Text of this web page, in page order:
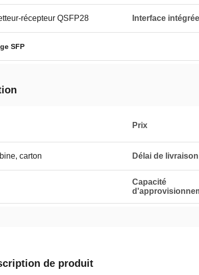
récepteur QSFP28 Interface
SFP
Prix
carton Délai de livraison
Capacité
de produit